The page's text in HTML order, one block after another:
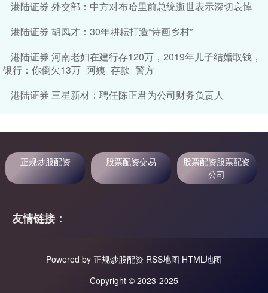
港陆证券 外交部：中方对布哈里前总统逝世表示深切哀悼
港陆证券 胡凤才：30年耕耘打造“诗画乡村”
港陆证券 河南老妇在建行存120万，2019年儿子结婚取钱，
银行：你倒欠13万_阿姨_存款_警方
港陆证券 三星新材：聘任陈正君为公司财务负责人
正规炒股配资 股票配资交易
股票配资股票配资
公司
友情链接：
Powered by 正规炒股配资 RSS地图 HTML地图
Copyright © 2023-2025